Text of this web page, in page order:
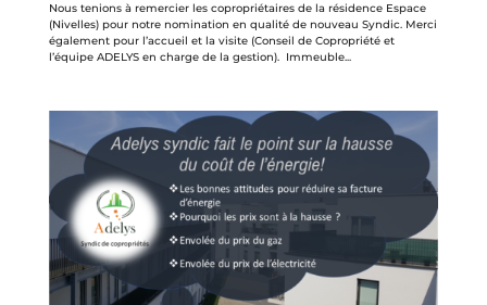
Nous tenions à remercier les copropriétaires de la résidence Espace
(Nivelles) pour notre nomination en qualité de nouveau Syndic. Merci
également pour l’accueil et la visite (Conseil de Copropriété et
l’équipe ADELYS en charge de la gestion). Immeuble...